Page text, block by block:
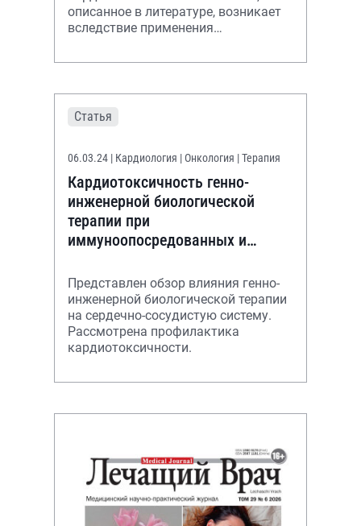
описанное в литературе, возникает
вследствие применения
Статья
06.03.24 | Кардиология | Онкология | Терапия
Кардиотоксичность генно-
инженерной биологической
терапии при
иммуноопосредованных и
Представлен обзор влияния генно-
инженерной биологической терапии
на сердечно-сосудистую систему.
Рассмотрена профилактика
кардиотоксичности.